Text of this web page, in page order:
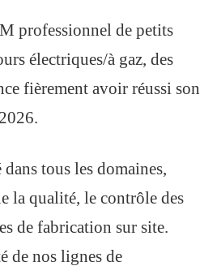
professionnel de petits
électriques/à gaz, des
fièrement avoir réussi son
tous les domaines,
la qualité, le contrôle des
de fabrication sur site.
de nos lignes de